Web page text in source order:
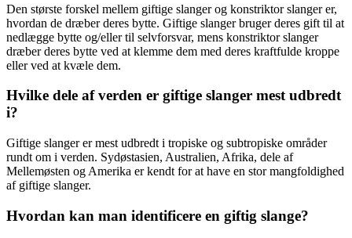
Den største forskel mellem giftige slanger og konstriktor slanger er,
hvordan de dræber deres bytte. Giftige slanger bruger deres gift til at
nedlægge bytte og/eller til selvforsvar, mens konstriktor slanger
dræber deres bytte ved at klemme dem med deres kraftfulde kroppe
eller ved at kvæle dem.
Hvilke dele af verden er giftige slanger mest udbredt
i?
Giftige slanger er mest udbredt i tropiske og subtropiske områder
rundt om i verden. Sydøstasien, Australien, Afrika, dele af
Mellemøsten og Amerika er kendt for at have en stor mangfoldighed
af giftige slanger.
Hvordan kan man identificere en giftig slange?